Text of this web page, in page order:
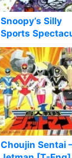
Snoopy’s Silly
Sports
Choujin Sentai